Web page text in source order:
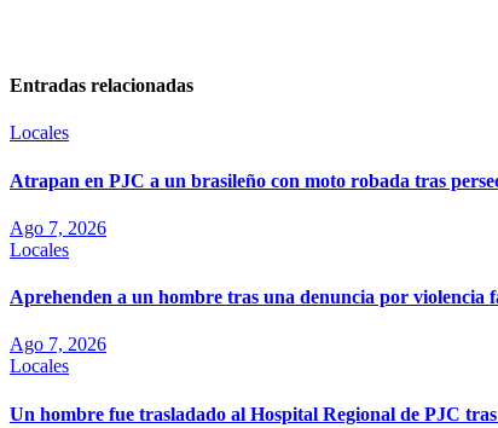
Entradas relacionadas
Locales
Atrapan en PJC a un brasileño con moto robada tras
Ago 7, 2026
Locales
Aprehenden a un hombre tras una denuncia por violencia
Ago 7, 2026
Locales
Un hombre fue trasladado al Hospital Regional de PJC